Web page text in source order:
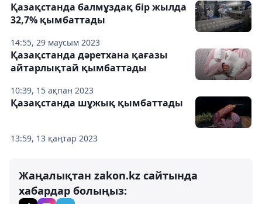
14:55, 29 маусым 2023
Қазақстанда балмұздақ бір жылда
32,7% қымбаттады
10:39, 15 ақпан 2023
Қазақстанда дәретхана қағазы
айтарлықтай қымбаттады
13:59, 13 қаңтар 2023
Қазақстанда шұжық қымбаттады
Жаңалықтан zakon.kz сайтында
хабардар болыңыз: